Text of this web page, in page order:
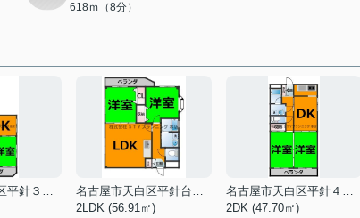
618ｍ（8分）
名古屋市天白区平針３丁目
名古屋市天白区平針台１丁目
2LDK (56.91㎡)
名古屋市天白区平針４丁目
2DK (47.70㎡)